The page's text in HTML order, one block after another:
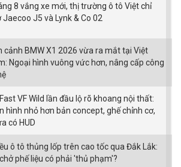
8 vắng xe mới, thị trường ô tô Việt chỉ
Jaecoo J5 và Lynk & Co 02
cảnh BMW X1 2026 vừa ra mắt tại Việt
Ngoại hình vuông vức hơn, nâng cấp công
VF Wild lần đầu lộ rõ khoang nội thất:
hình nhỏ hơn bản concept, ghế chỉnh cơ,
có HUD
ô tô thủng lốp trên cao tốc qua Đắk Lắk:
phế liệu có phải 'thủ phạm'?